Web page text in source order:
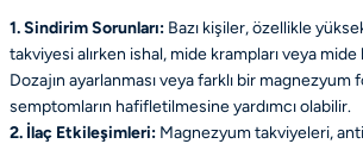
1. Sindirim Sorunları: Bazı kişiler, özellikle
takviyesi alırken ishal, mide krampları veya mide
Dozajın ayarlanması veya farklı bir
semptomların hafifletilmesine yardımcı olabilir.
2. İlaç Etkileşimleri: Magnezyum takviyeleri,